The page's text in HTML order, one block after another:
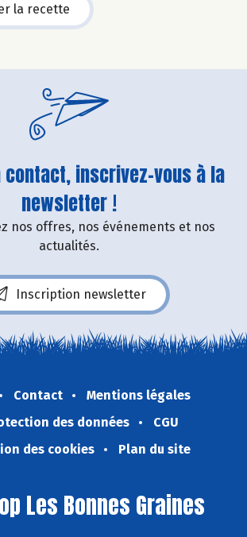
la recette
contact, inscrivez-vous à la
newsletter !
nos offres, nos événements et nos
actualités.
Inscription newsletter
Contact
Mentions légales
des données
CGU
des cookies
Plan du site
Les Bonnes Graines